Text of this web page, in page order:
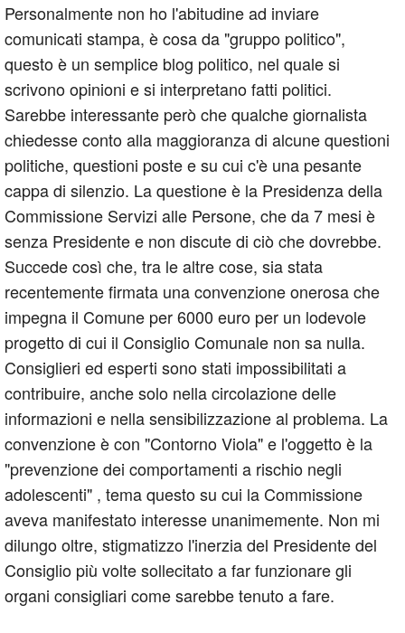
Personalmente non ho l'abitudine ad inviare
comunicati stampa, è cosa da "gruppo politico",
questo è un semplice blog politico, nel quale si
scrivono opinioni e si interpretano fatti politici.
Sarebbe interessante però che qualche giornalista
chiedesse conto alla maggioranza di alcune questioni
politiche, questioni poste e su cui c'è una pesante
cappa di silenzio. La questione è la Presidenza della
Commissione Servizi alle Persone, che da 7 mesi è
senza Presidente e non discute di ciò che dovrebbe.
Succede così che, tra le altre cose, sia stata
recentemente firmata una convenzione onerosa che
impegna il Comune per 6000 euro per un lodevole
progetto di cui il Consiglio Comunale non sa nulla.
Consiglieri ed esperti sono stati impossibilitati a
contribuire, anche solo nella circolazione delle
informazioni e nella sensibilizzazione al problema. La
convenzione è con "Contorno Viola" e l'oggetto è la
"prevenzione dei comportamenti a rischio negli
adolescenti" , tema questo su cui la Commissione
aveva manifestato interesse unanimemente. Non mi
dilungo oltre, stigmatizzo l'inerzia del Presidente del
Consiglio più volte sollecitato a far funzionare gli
organi consigliari come sarebbe tenuto a fare.